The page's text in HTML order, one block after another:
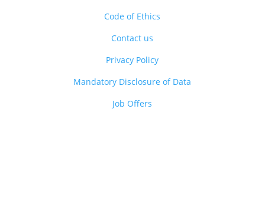
Code of Ethics
Contact us
Privacy Policy
Mandatory Disclosure of Data
Job Offers